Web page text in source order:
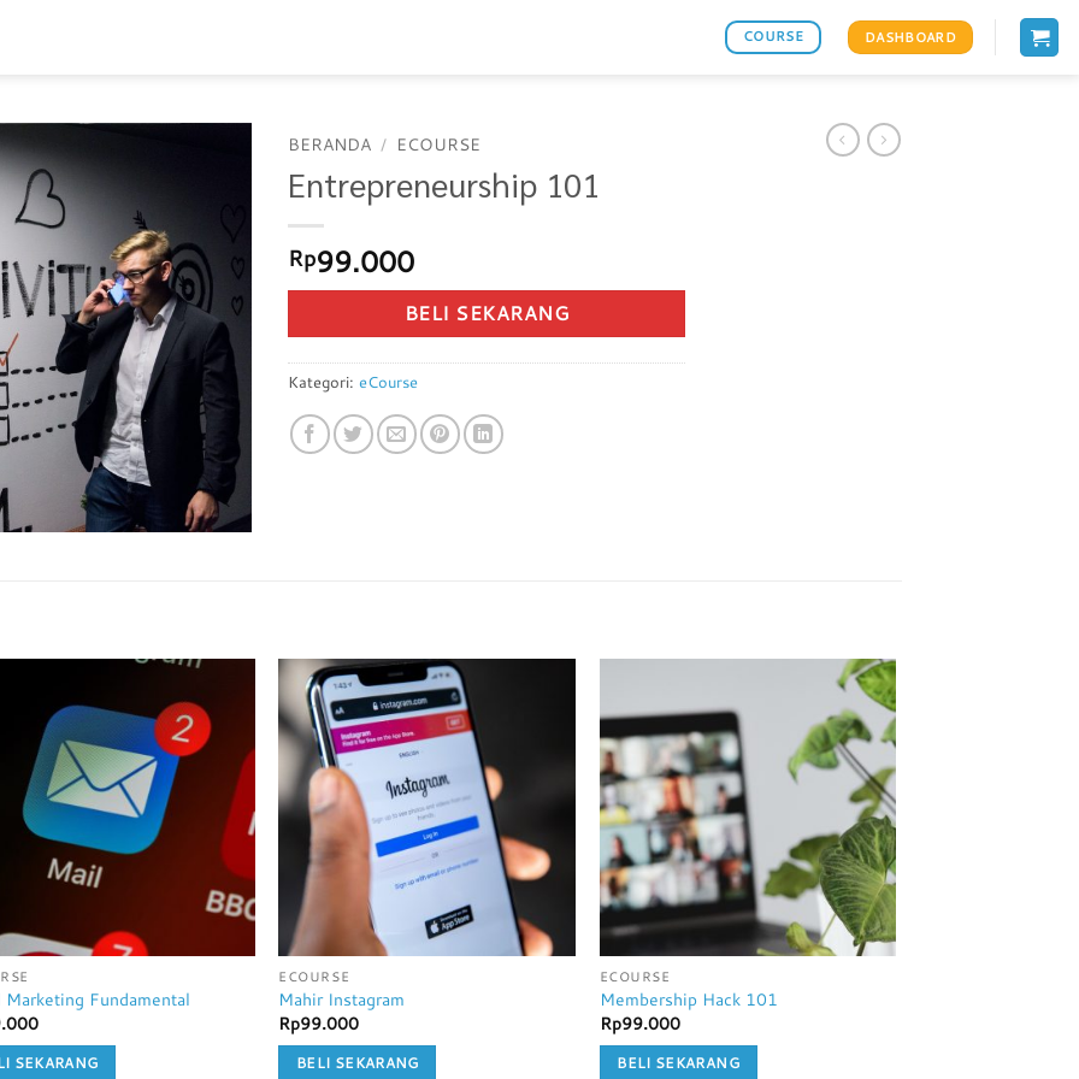
COURSE DASHBOARD
BERANDA / ECOURSE
Entrepreneurship 101
Rp99.000
BELI SEKARANG
Kategori: eCourse
Marketing Fundamental
SEKARANG
ECOURSE
Mahir Instagram
Rp99.000
BELI SEKARANG
ECOURSE
Membership Hack 101
Rp99.000
BELI SEKARANG